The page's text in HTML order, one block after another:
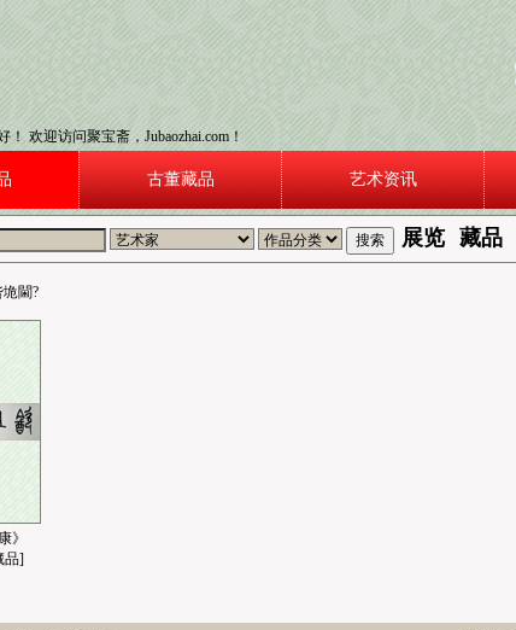
欢迎访问聚宝斋，Jubaozhai.com！
古董藏品 艺术资讯
展览 藏品
閫?
》
品]